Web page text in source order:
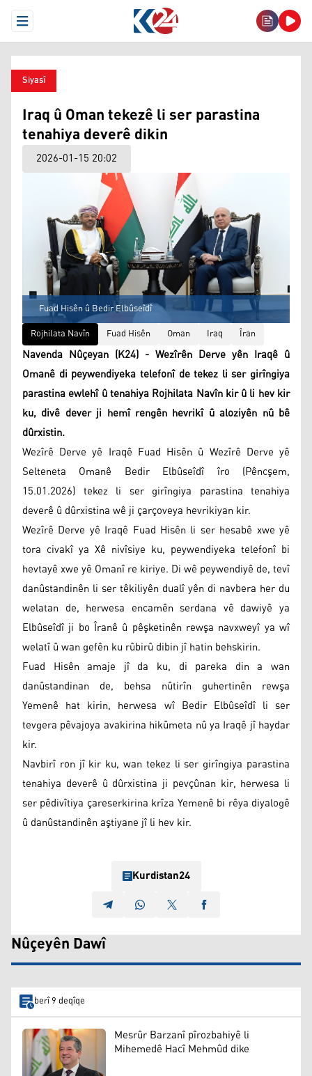
Open Menu
Siyasî
Iraq û Oman tekezê li ser parastina
tenahiya deverê dikin
2026-01-15 20:02
Fuad Hisên û Bedir Elbûseîdî
Rojhilata Navîn
Fuad Hisên Oman Iraq Îran
Navenda Nûçeyan (K24) - Wezîrên Derve yên Iraqê û
Omanê di peywendiyeka telefonî de tekez li ser girîngiya
parastina ewlehî û tenahiya Rojhilata Navîn kir û li hev kir
ku, divê dever ji hemî rengên hevrikî û aloziyên nû bê
dûrxistin.
Wezîrê Derve yê Iraqê Fuad Hisên û Wezîrê Derve yê
Selteneta Omanê Bedir Elbûseîdî îro (Pêncşem,
15.01.2026) tekez li ser girîngiya parastina tenahiya
deverê û dûrxistina wê ji çarçoveya hevrikiyan kir.
Wezîrê Derve yê Iraqê Fuad Hisên li ser hesabê xwe yê
tora civakî ya Xê nivîsiye ku, peywendiyeka telefonî bi
hevtayê xwe yê Omanî re kiriye. Di wê peywendiyê de, tevî
danûstandinên li ser têkiliyên dualî yên di navbera her du
welatan de, herwesa encamên serdana vê dawiyê ya
Elbûseîdî ji bo Îranê û pêşketinên rewşa navxweyî ya wî
welatî û wan gefên ku rûbirû dibin jî hatin behskirin.
Fuad Hisên amaje jî da ku, di pareka din a wan
danûstandinan de, behsa nûtirîn guhertinên rewşa
Yemenê hat kirin, herwesa wî Bedir Elbûseîdî li ser
tevgera pêvajoya avakirina hikûmeta nû ya Iraqê jî haydar
kir.
Navbirî ron jî kir ku, wan tekez li ser girîngiya parastina
tenahiya deverê û dûrxistina ji pevçûnan kir, herwesa li
ser pêdivîtiya çareserkirina krîza Yemenê bi rêya diyalogê
û danûstandinên aştiyane jî li hev kir.
Kurdistan24
Nûçeyên Dawî
berî 9 deqîqe
Mesrûr Barzanî pîrozbahiyê li
Mihemedê Hacî Mehmûd dike